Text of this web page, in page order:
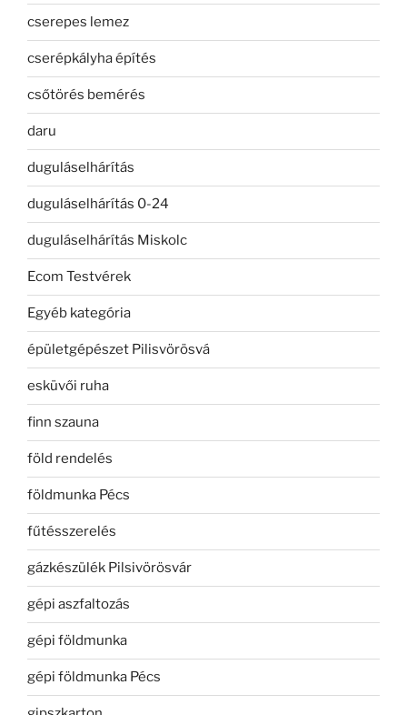
cserepes lemez
cserépkályha építés
csőtörés bemérés
daru
duguláselhárítás
duguláselhárítás 0-24
duguláselhárítás Miskolc
Ecom Testvérek
Egyéb kategória
épületgépészet Pilisvörösvá
esküvői ruha
finn szauna
föld rendelés
földmunka Pécs
fűtésszerelés
gázkészülék Pilsivörösvár
gépi aszfaltozás
gépi földmunka
gépi földmunka Pécs